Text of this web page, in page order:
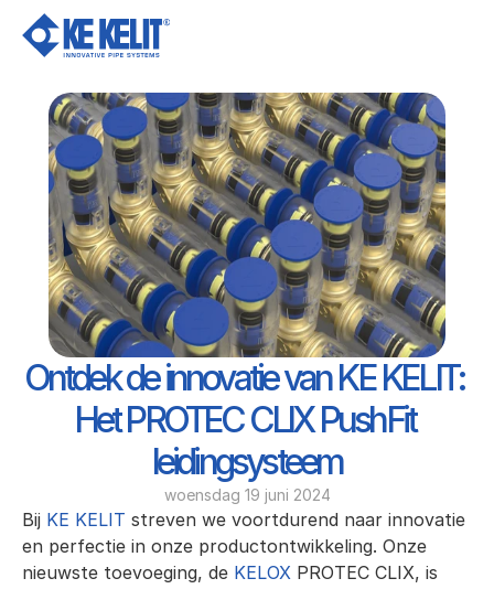
Ontdek de innovatie van KE KELIT:
Het PROTEC CLIX PushFit
leidingsysteem
woensdag 19 juni 2024
Bij KE KELIT streven we voortdurend naar innovatie
en perfectie in onze productontwikkeling. Onze
nieuwste toevoeging, de KELOX PROTEC CLIX, is